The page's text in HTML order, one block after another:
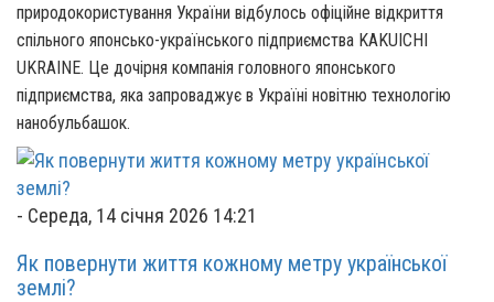
природокористування України відбулось офіційне відкриття
спільного японсько-українського підприємства KAKUICHI
UKRAINE. Це дочірня компанія головного японського
підприємства, яка запроваджує в Україні новітню технологію
нанобульбашок.
- Середа, 14 січня 2026 14:21
Як повернути життя кожному метру української
землі?